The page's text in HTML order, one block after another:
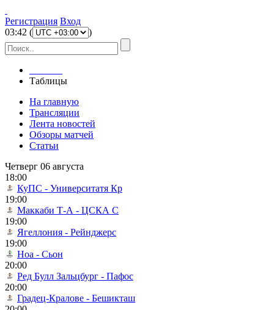
Регистрация Вход
03:42 ( )
Таблицы
На главную
Трансляции
Лента новостей
Обзоры матчей
Статьи
Четверг 06 августа
18:00
КуПС - Университатя Кр
19:00
Маккаби Т-А - ЦСКА С
19:00
Ягеллония - Рейнджерс
19:00
Ноа - Сьон
20:00
Ред Булл Зальцбург - Пафос
20:00
Градец-Кралове - Бешикташ